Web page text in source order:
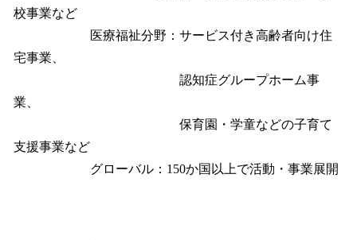
校事業など
医療福祉分野：サービス付き高齢者向け住
宅事業、
認知症グループホーム事
業、
保育園・学童などの子育て
支援事業など
グローバル：150か国以上で活動・事業展開